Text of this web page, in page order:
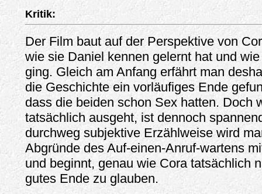
Kritik:
Der Film baut auf der Perspektive von
wie sie Daniel kennen gelernt hat und
ging. Gleich am Anfang erfährt man
die Geschichte ein vorläufiges Ende
dass die beiden schon Sex hatten. Doch
tatsächlich ausgeht, ist dennoch
durchweg subjektive Erzählweise wird
Abgründe des Auf-einen-Anruf-wartens
und beginnt, genau wie Cora tatsächlich
gutes Ende zu glauben.